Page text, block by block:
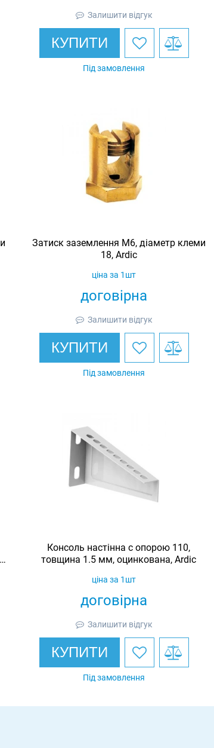
Залишити відгук
КУПИТИ
Під замовлення
Затиск заземлення M6, діаметр клеми
18, Ardic
договірна
ціна за 1шт
Залишити відгук
КУПИТИ
Під замовлення
Консоль настінна c опорою 110,
товщина 1.5 мм, оцинкована, Ardic
договірна
ціна за 1шт
Залишити відгук
КУПИТИ
Під замовлення